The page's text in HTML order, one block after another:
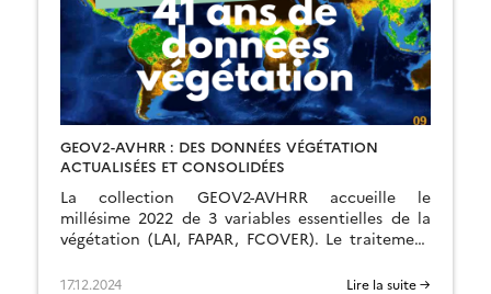
GEOV2-AVHRR : DES DONNÉES VÉGÉTATION
ACTUALISÉES ET CONSOLIDÉES
La collection GEOV2-AVHRR accueille le
millésime 2022 de 3 variables essentielles de la
végétation (LAI, FAPAR, FCOVER). Le traitement
17.12.2024 Lire la suite →